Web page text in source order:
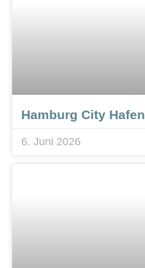
Hamburg City Hafen
6. Juni 2026